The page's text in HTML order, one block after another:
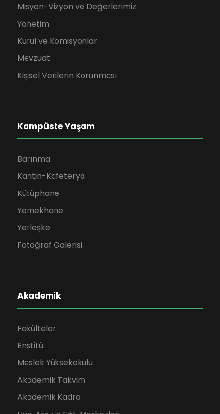
Misyon-Vizyon ve Değerlerimiz
Yönetim
Kurul ve Komisyonlar
Mevzuat
Kişisel Verilerin Korunması
Kampüste Yaşam
Barınma
Kantin-Kafeterya
Kütüphane
Yemekhane
Yerleşke
Fotoğraf Galerisi
Akademik
Fakülteler
Enstitü
Meslek Yüksekokulu
Akademik Takvim
Akademik Kadro